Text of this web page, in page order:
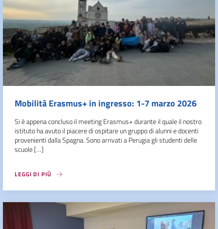
Mobilità Erasmus+ in ingresso: 1-7 marzo 2026
Si è appena concluso il meeting Erasmus+ durante il quale il nostro
istituto ha avuto il piacere di ospitare un gruppo di alunni e docenti
provenienti dalla Spagna. Sono arrivati a Perugia gli studenti delle
scuole […]
LEGGI DI PIÙ